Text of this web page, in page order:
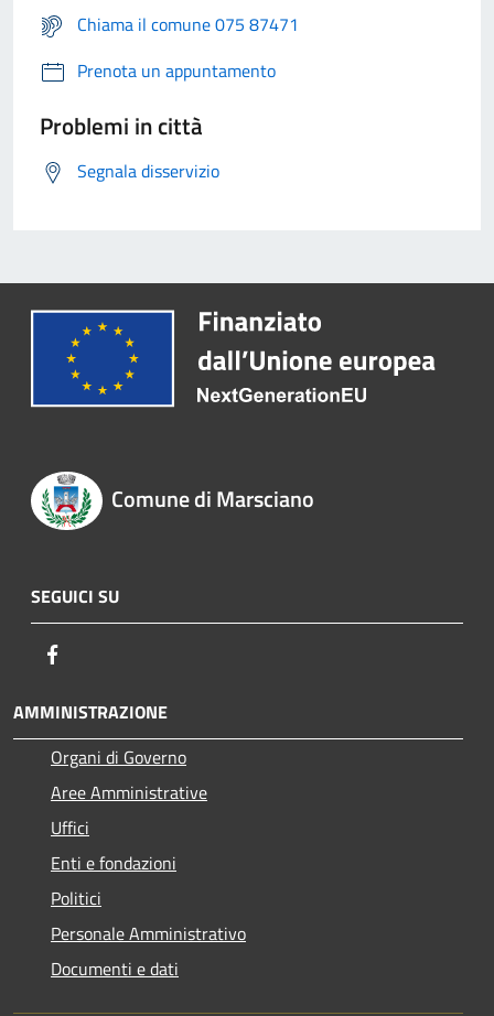
Chiama il comune 075 87471
Prenota un appuntamento
Problemi in città
Segnala disservizio
Comune di Marsciano
SEGUICI SU
AMMINISTRAZIONE
Organi di Governo
Aree Amministrative
Uffici
Enti e fondazioni
Politici
Personale Amministrativo
Documenti e dati